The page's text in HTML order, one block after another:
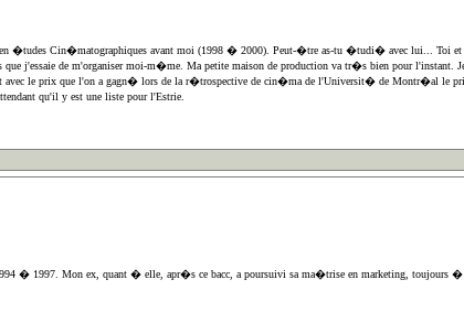
en �tudes Cin�matographiques avant moi (1998 � 2000). Peut-�tre as-tu �tudi� avec lui...
de m'organiser moi-m�me. Ma petite maison de production va tr�s bien pour l'instant.
le prix que l'on a gagn� lors de la r�trospective de cin�ma de l'Universit� de Montr�al le
qu'il y est une liste pour l'Estrie.
� 1997. Mon ex, quant � elle, apr�s ce bacc, a poursuivi sa ma�trise en marketing,